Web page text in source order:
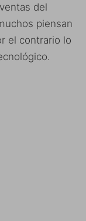
del
piensan
el contrario lo